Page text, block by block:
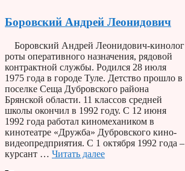
Боровский Андрей Леонидович
Боровский Андрей Леонидович-кинолог
роты оперативного назначения, рядовой
контрактной службы. Родился 28 июля
1975 года в городе Туле. Детство прошло в
поселке Сеща Дубровского района
Брянской области. 11 классов средней
школы окончил в 1992 году. С 12 июня
1992 года работал киномехаником в
кинотеатре «Дружба» Дубровского кино-
видеопредприятия. С 1 октября 1992 года –
курсант … Читать далее